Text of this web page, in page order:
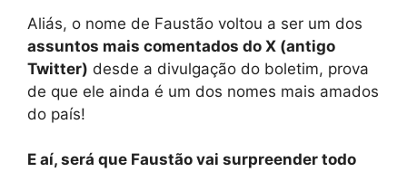
Aliás, o nome de Faustão voltou a ser um dos
assuntos mais comentados do X (antigo
Twitter) desde a divulgação do boletim, prova
de que ele ainda é um dos nomes mais amados
do país!
E aí, será que Faustão vai surpreender todo